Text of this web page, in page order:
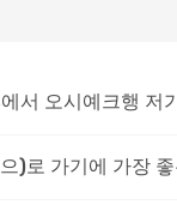
서 오시예크행 저
)로 가기에 가장